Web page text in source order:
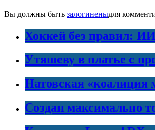
Вы должны быть залогиненыдля
Хоккей без правил:
Утяшеву в платье с
Натовская «коалиция
Создан максимально